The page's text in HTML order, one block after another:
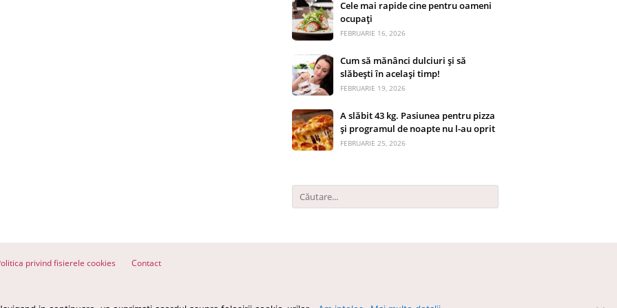
Cele mai rapide cine pentru oameni
ocupați
FEBRUARIE 16, 2026
Cum să mănânci dulciuri și să
slăbești în același timp!
FEBRUARIE 19, 2026
A slăbit 43 kg. Pasiunea pentru pizza
și programul de noapte nu l-au oprit
FEBRUARIE 25, 2026
privind fisierele cookies Contact